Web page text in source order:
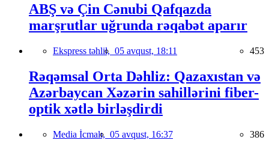
ABŞ və Çin Cənubi Qafqazda
marşrutlar uğrunda rəqabət aparır
Ekspress təhlil, 05 avqust, 18:11 453
Rəqəmsal Orta Dəhliz: Qazaxıstan və
Azərbaycan Xəzərin sahillərini fiber-
optik xətlə birləşdirdi
Media İcmalı, 05 avqust, 16:37 386